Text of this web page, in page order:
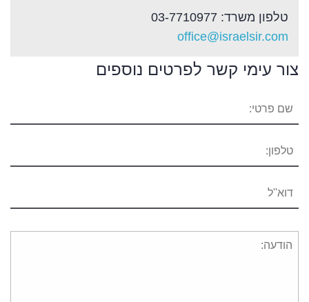
טלפון משרד: 03-7710977
office@israelsir.com
צור עימי קשר לפרטים נוספים